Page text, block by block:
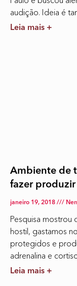
audição. Ideia é
Leia mais +
Ambiente de
fazer produzir
janeiro 19, 2018
Pesquisa mostrou
hostil, gastamos
protegidos e
adrenalina e
Leia mais +